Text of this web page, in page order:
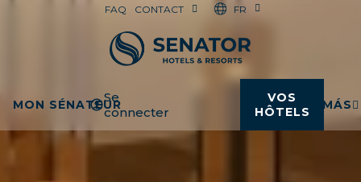
FAQ CONTACT FR
MON SÉNATEUR
Se
connecter
VOS
HÔTELS
MÁS